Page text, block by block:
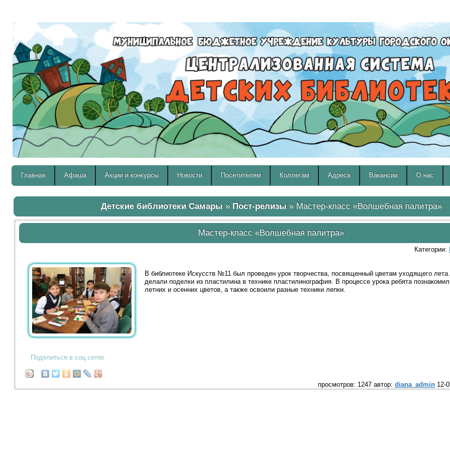
Главная Афиша Акции и конкурсы Новости Посетителям Коллегам Адреса Вакансии О нас
Детские библиотеки Самары» Пост-релизы» Мастер-класс «Волшебная палитра»
Мастер-класс «Волшебная палитра»
Категории:
В библиотеке Искусств №11 был проведен урок творчества, посвященный цветам уходящего
делали поделки из пластилина в технике пластилинография. В процессе урока ребята
летних и осенних цветов, а также освоили разные техники лепки.
Поделиться в соц.сетях
просмотров: 1247 автор: diana_admin12-